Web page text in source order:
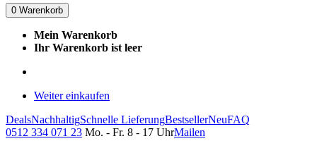
0 Warenkorb
Mein Warenkorb
Ihr Warenkorb ist leer
Weiter einkaufen
DealsNachhaltigSchnelle LieferungBestsellerNeuFAQ
0512 334 071 23 Mo. - Fr. 8 - 17 UhrMailen